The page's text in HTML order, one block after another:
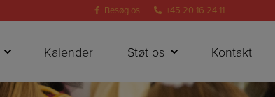
Besøg os +45 20 16 24 11
Kalender Støt os Kontakt